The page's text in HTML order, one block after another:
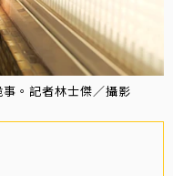
。記者林士傑／攝影